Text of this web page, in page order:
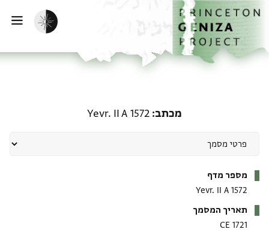
דילוג לתוכן
דף הבית
הפעלת מצב כהה
מכתב Yevr. II A 1572
מספר מדף
Yevr. II A 1572
תאריך המסמך
1721 CE